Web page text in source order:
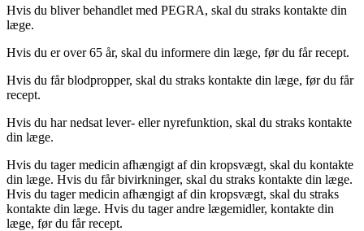
Hvis du bliver behandlet med PEGRA, skal du straks kontakte din
læge.
Hvis du er over 65 år, skal du informere din læge, før du får recept.
Hvis du får blodpropper, skal du straks kontakte din læge, før du får
recept.
Hvis du har nedsat lever- eller nyrefunktion, skal du straks kontakte
din læge.
Hvis du tager medicin afhængigt af din kropsvægt, skal du kontakte
din læge. Hvis du får bivirkninger, skal du straks kontakte din læge.
Hvis du tager medicin afhængigt af din kropsvægt, skal du straks
kontakte din læge. Hvis du tager andre lægemidler, kontakte din
læge, før du får recept.